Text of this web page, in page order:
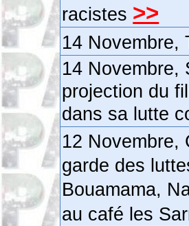
racistes >>
14 Novembre,
14 Novembre,
projection du
dans sa lutte
12 Novembre,
garde des
Bouamama,
au café les